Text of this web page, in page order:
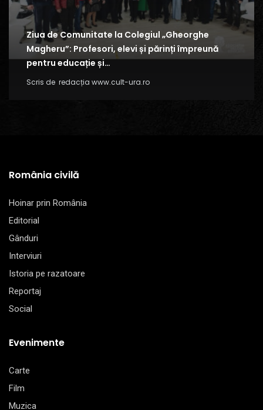
Ziua de Comunitate la Colegiul „Gheorghe
Magheru”: Profesori, elevi și părinți împreună
pentru educație și…
Scris de redacția www.cult-ura.ro
România civilă
Hoinar prin România
Editorial
Gânduri
Interviuri
Istoria pe razatoare
Reportaj
Social
Evenimente
Carte
Film
Muzica